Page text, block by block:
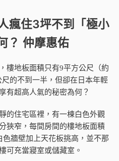
瘋住3坪不到「極小
？ 仲摩惠佑
樓地板面積只有9平方公尺（約
的不到一半，但卻在日本年輕
有超高人氣的秘密為何？
的住宅區裡，有一棟白色外觀
狹窄，每間房間的樓地板面積
牆壁加上天花板挑高，並不那
可充當寢室或儲藏室。